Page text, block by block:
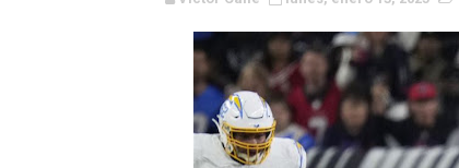
Campeonato de
Mundial de lacrosse
Máxima celebración